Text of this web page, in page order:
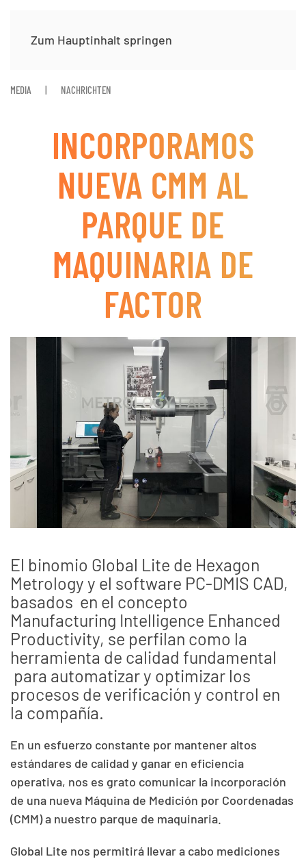
Zum Hauptinhalt springen
MEDIA NACHRICHTEN
INCORPORAMOS
NUEVA CMM AL
PARQUE DE
MAQUINARIA DE
FACTOR
El binomio Global Lite de Hexagon
Metrology y el software PC-DMIS CAD,
basados en el concepto
Manufacturing Intelligence Enhanced
Productivity, se perfilan como la
herramienta de calidad fundamental
para automatizar y optimizar los
procesos de verificación y control en
la compañía.
En un esfuerzo constante por mantener altos
estándares de calidad y ganar en eficiencia
operativa, nos es grato comunicar la incorporación
de una nueva Máquina de Medición por Coordenadas
(CMM) a nuestro parque de maquinaria.
Global Lite nos permitirá llevar a cabo mediciones